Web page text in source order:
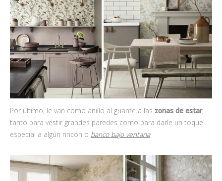
Por último, le van como anillo al guante a las zonas de estar,
tanto para vestir grandes paredes como para darle un toque
especial a algún rincón o banco bajo ventana.